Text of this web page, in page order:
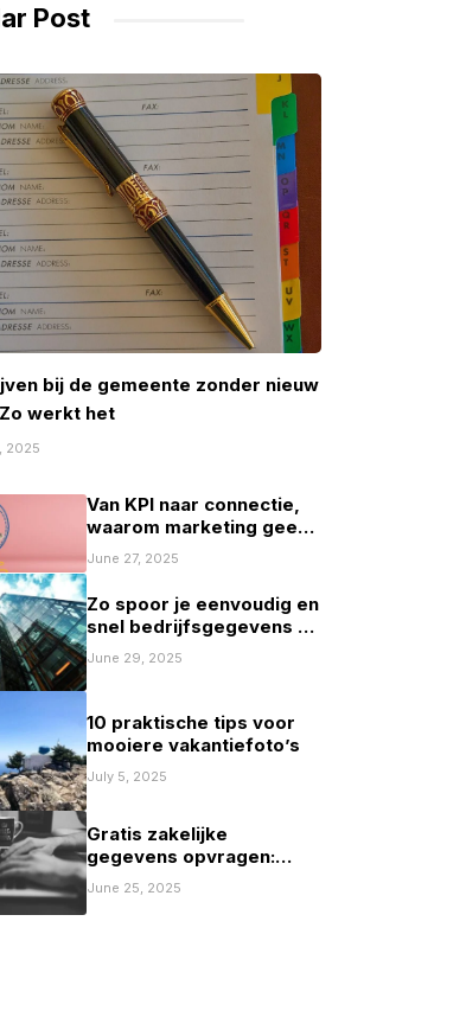
Post
bij de gemeente zonder nieuw
werkt het
2025
Van KPI naar connectie,
waarom marketing geen
spelletje scoren mag zijn
June 27, 2025
Zo spoor je eenvoudig en
snel bedrijfsgegevens op
in Nederland
June 29, 2025
10 praktische tips voor
mooiere vakantiefoto’s
July 5, 2025
Gratis zakelijke
gegevens opvragen:
mogelijkheden en
beperkingen
June 25, 2025